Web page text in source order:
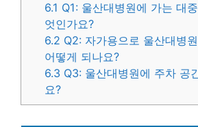
6.1 Q1: 울산대병원에 가는 대
엇인가요?
6.2 Q2: 자가용으로 울산대병
어떻게 되나요?
6.3 Q3: 울산대병원에 주차 공
요?